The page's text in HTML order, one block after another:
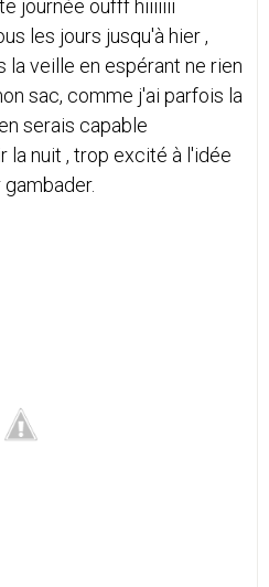
journée oufff hiiiiiii
les jours jusqu'à hier ,
veille en espérant ne rien
sac, comme j'ai parfois la
serais capable
la nuit , trop excité à l'idée
gambader.